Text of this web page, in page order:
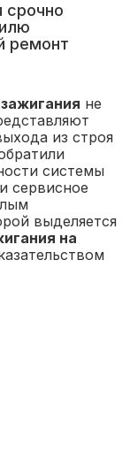
срочно
ремонт
не
из строя
системы
сервисное
выделяется
на